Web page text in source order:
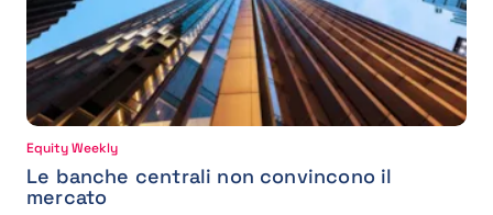
Equity Weekly
Le banche centrali non convincono il
mercato